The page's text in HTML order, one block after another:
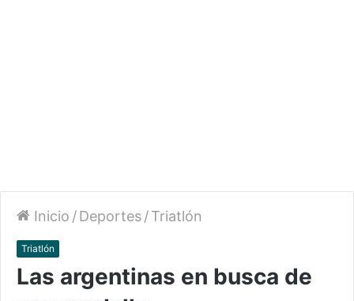
Inicio /Deportes/Triatlón
Triatlón
Las argentinas en busca de